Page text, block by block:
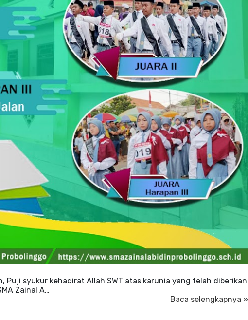
Puji syukur kehadirat Allah SWT atas karunia yang telah diberikan
Zainal A…
Baca selengkapnya »